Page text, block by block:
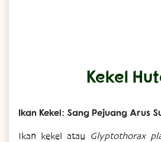
Kekel
Ikan Kekel: Sang Pejuang Arus
Ikan kekel atau Glyptothorax